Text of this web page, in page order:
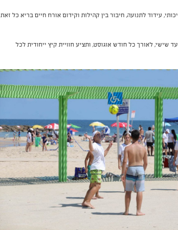
עידוד לתנועה, חיבור בין קהילות וקידום אורח חיים בריא כל זאת
שישי, לאורך כל חודש אוגוסט, ותציע חוויית קיץ ייחודית לכל